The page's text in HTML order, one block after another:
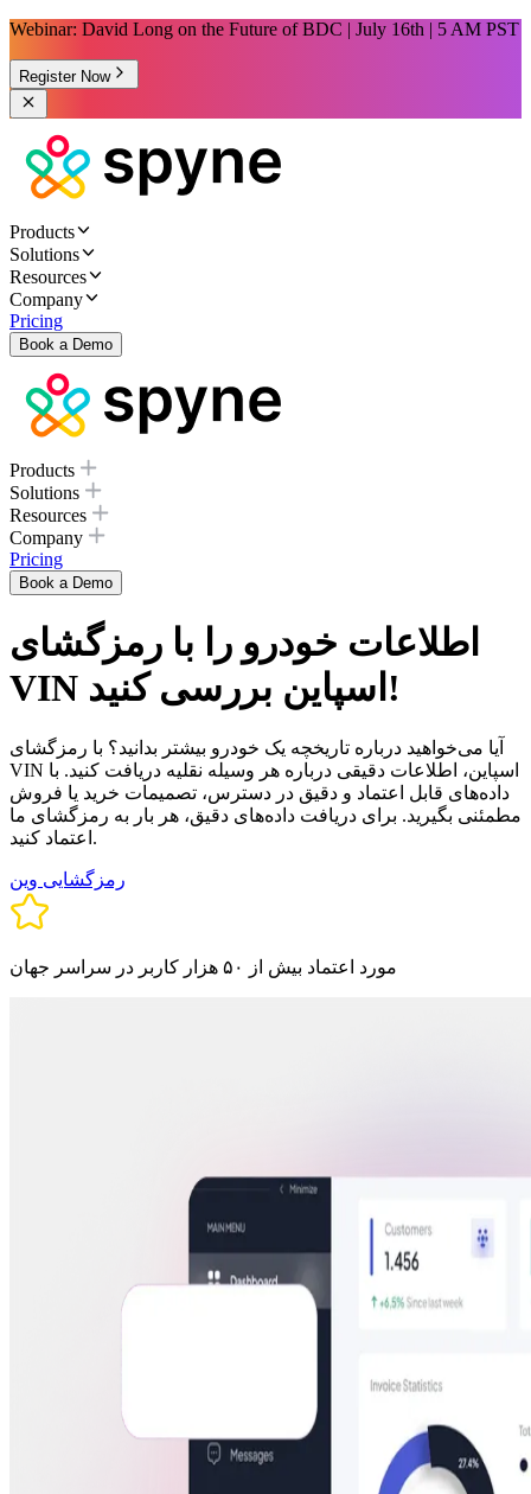
Webinar: David Long on the Future of BDC | July 16th | 5 AM PST
Register Now
Products
Solutions
Resources
Company
Pricing
Book a Demo
Products
Solutions
Resources
Company
Pricing
Book a Demo
اطلاعات خودرو را با رمزگشای
VIN اسپاین بررسی کنید!
آیا می‌خواهید درباره تاریخچه یک خودرو بیشتر بدانید؟ با رمزگشای
VIN اسپاین، اطلاعات دقیقی درباره هر وسیله نقلیه دریافت کنید. با
داده‌های قابل اعتماد و دقیق در دسترس، تصمیمات خرید یا فروش
مطمئنی بگیرید. برای دریافت داده‌های دقیق، هر بار به رمزگشای ما
اعتماد کنید.
رمزگشایی وین
مورد اعتماد بیش از ۵۰ هزار کاربر در سراسر جهان